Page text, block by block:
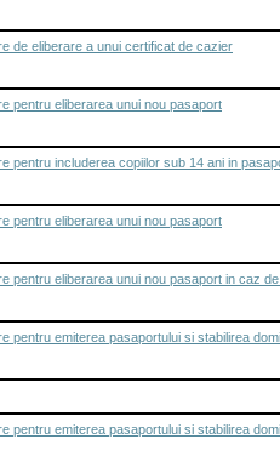
de eliberare a unui certificat de cazier
pentru eliberarea unui nou pasaport
pentru includerea copiilor sub 14 ani in
pentru eliberarea unui nou pasaport
pentru eliberarea unui nou pasaport in caz
pentru emiterea pasaportului si stabilirea
pentru emiterea pasaportului si stabilirea